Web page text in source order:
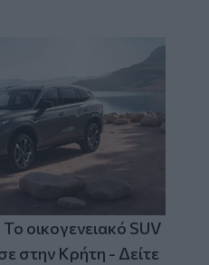
οικογενειακό SUV
στην Κρήτη - Δείτε